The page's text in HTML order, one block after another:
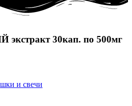
30кап. по 500мг
и свечи